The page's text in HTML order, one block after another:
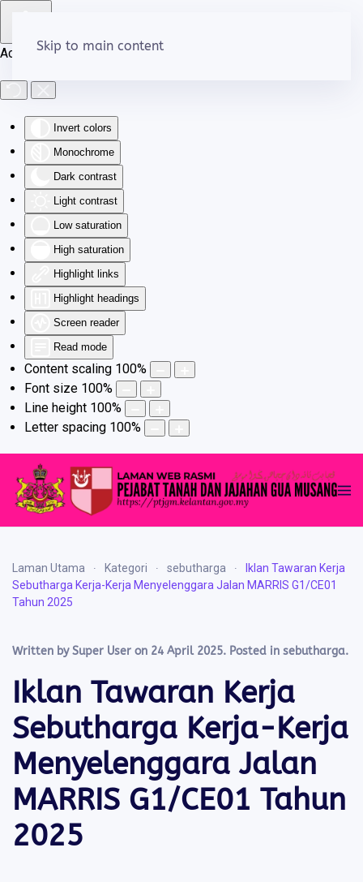
Accessibility Tools
Invert colors
Monochrome
Dark contrast
Light contrast
Low saturation
High saturation
Highlight links
Highlight headings
Screen reader
Read mode
Content scaling 100%
Font size 100%
Line height 100%
Letter spacing 100%
Skip to main content
Laman Utama Kategori sebutharga
Iklan Tawaran Kerja
Sebutharga Kerja-Kerja Menyelenggara Jalan MARRIS G1/CE01
Tahun 2025
Written by Super User on 24 April 2025. Posted in sebutharga.
Iklan Tawaran Kerja
Sebutharga Kerja-Kerja
Menyelenggara Jalan
MARRIS G1/CE01 Tahun
2025